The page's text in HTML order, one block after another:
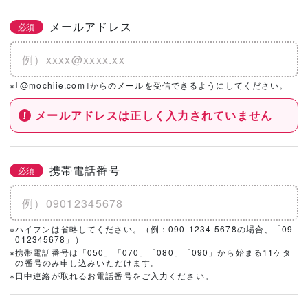
必須 メールアドレス
※｢@mochiie.com｣からのメールを受信できるようにしてください。
メールアドレスは正しく入力されていません
必須 携帯電話番号
※ハイフンは省略してください。（例：090-1234-5678の場合、「09
012345678」）
※携帯電話番号は「050」「070」「080」「090」から始まる11ケタ
の番号のみ申し込みいただけます。
※日中連絡が取れるお電話番号をご入力ください。